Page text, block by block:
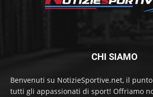
CHI SIAMO
Benvenuti su NotizieSportive.net, il
tutti gli appassionati di sport! Offriamo